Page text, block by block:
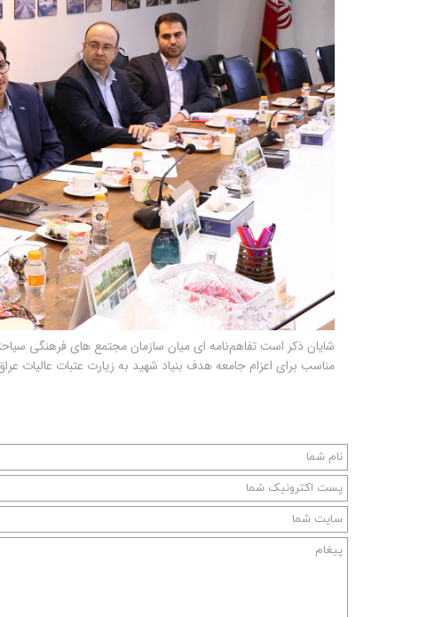
شایان ذکر است تفاهم‌نامه ای میان سازمان مجتمع های فرهنگی
مناسب برای اعزام جامعه هدف بنیاد شهید به زیارت عتبات عالیات